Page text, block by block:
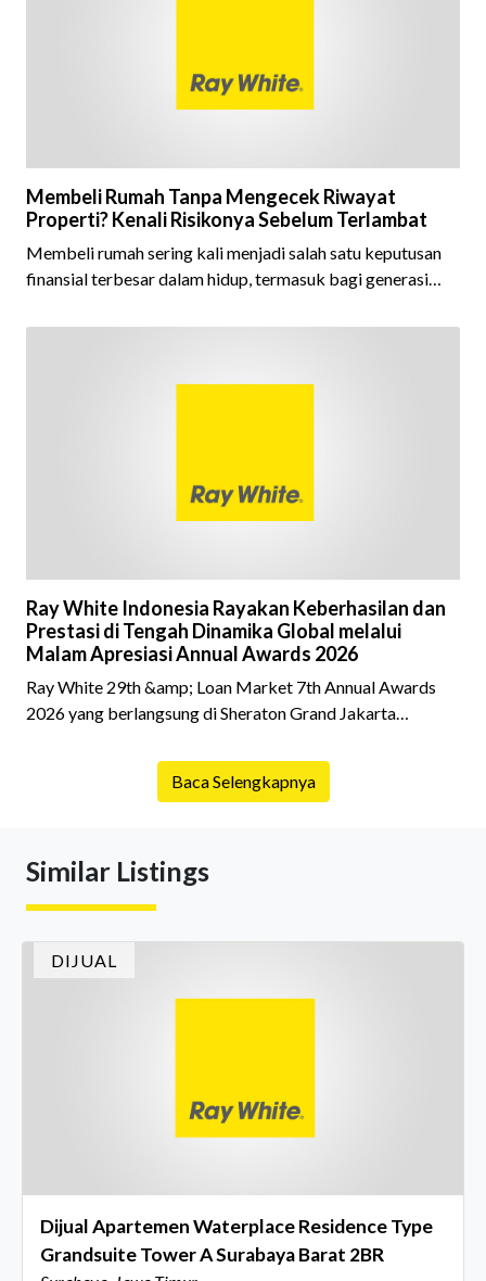
Membeli Rumah Tanpa Mengecek Riwayat
Properti? Kenali Risikonya Sebelum Terlambat
Membeli rumah sering kali menjadi salah satu keputusan
finansial terbesar dalam hidup, termasuk bagi generasi
kepemilikan hunian maupun investasi properti. Namun
fokus pada harga atau lokasi tanpa memperhatikan
Ray White Indonesia Rayakan Keberhasilan dan
Prestasi di Tengah Dinamika Global melalui
Malam Apresiasi Annual Awards 2026
Ray White 29th &amp; Loan Market 7th Annual Awards
2026 yang berlangsung di Sheraton Grand Jakarta
istimewa bagi para pelaku industri properti dan keuangan.
Lebih dari 400 marketing executives dan principals
menghidupkan suasana, acara ini dihadiri oleh Country
Baca Selengkapnya
Similar Listings
DIJUAL
Dijual Apartemen Waterplace Residence Type
Grandsuite Tower A Surabaya Barat 2BR